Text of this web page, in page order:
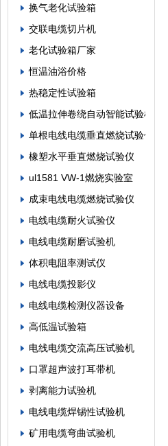
换气老化试验箱
交联电缆切片机
老化试验箱厂家
恒温油浴价格
热稳定性试验箱
低温拉伸卷绕自动智能试验机
单根电线电缆垂直燃烧试验仪
橡塑水平垂直燃烧试验仪
ul1581 VW-1燃烧实验室
成束电线电缆燃烧试验仪
电线电缆耐火试验仪
电线电缆耐磨试验机
体积电阻率测试仪
电线电缆投影仪
电线电缆检测仪器设备
高低温试验箱
电线电缆交流高压试验机
口罩超声波打耳带机
剥离能力试验机
电线电缆焊锡性试验机
矿用电缆弯曲试验机